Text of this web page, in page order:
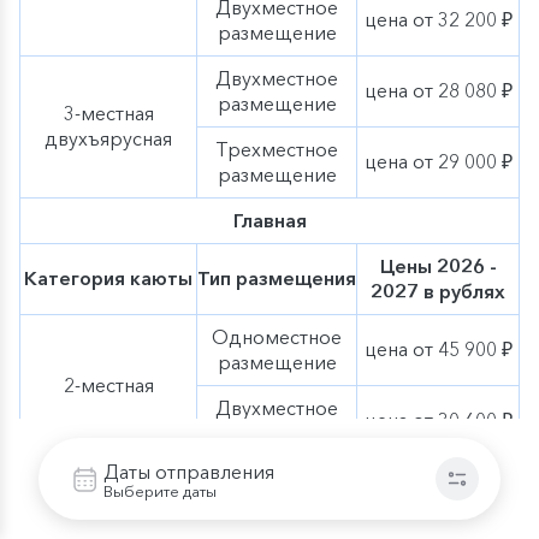
Даты отправления
Выберите даты
Двухместное
размещение
цена от 32 200 ₽
3-местная
двухъярусная
Двухместное
размещение
цена от 28 080 ₽
Трехместное
размещение
цена от 29 000 ₽
Главная
Категория каюты Тип размещения
Цены 2026 -
2027 в рублях
2-местная
Одноместное
размещение
цена от 45 900 ₽
Двухместное
цена от 30 600 ₽
Нижняя